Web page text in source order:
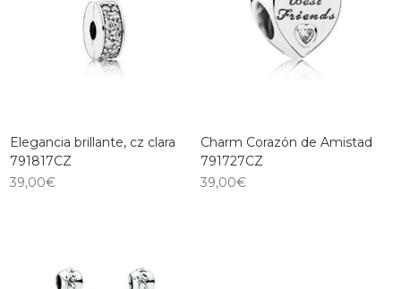
Elegancia brillante, cz clara
791817CZ
39,00€
Charm Corazón de Amistad
791727CZ
39,00€